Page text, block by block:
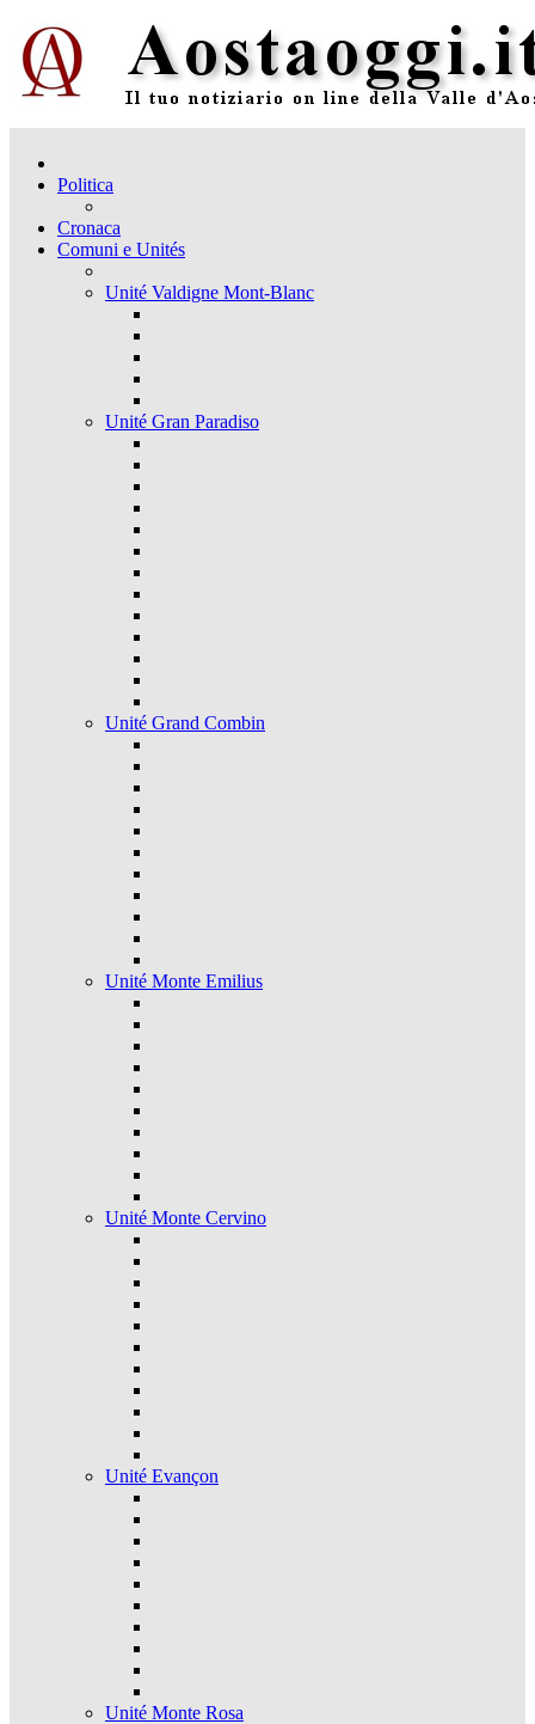
Politica
Cronaca
Comuni e Unités
Unité Valdigne Mont-Blanc
Unité Gran Paradiso
Unité Grand Combin
Unité Monte Emilius
Unité Monte Cervino
Unité Evançon
Unité Monte Rosa